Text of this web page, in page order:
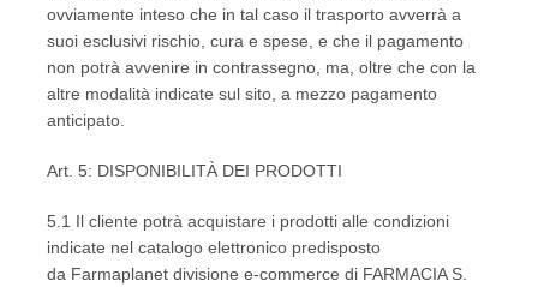
ovviamente inteso che in tal caso il trasporto avverrà a
suoi esclusivi rischio, cura e spese, e che il pagamento
non potrà avvenire in contrassegno, ma, oltre che con la
altre modalità indicate sul sito, a mezzo pagamento
anticipato.
Art. 5: DISPONIBILITÀ DEI PRODOTTI
5.1 Il cliente potrà acquistare i prodotti alle condizioni
indicate nel catalogo elettronico predisposto
da Farmaplanet divisione e-commerce di FARMACIA S.